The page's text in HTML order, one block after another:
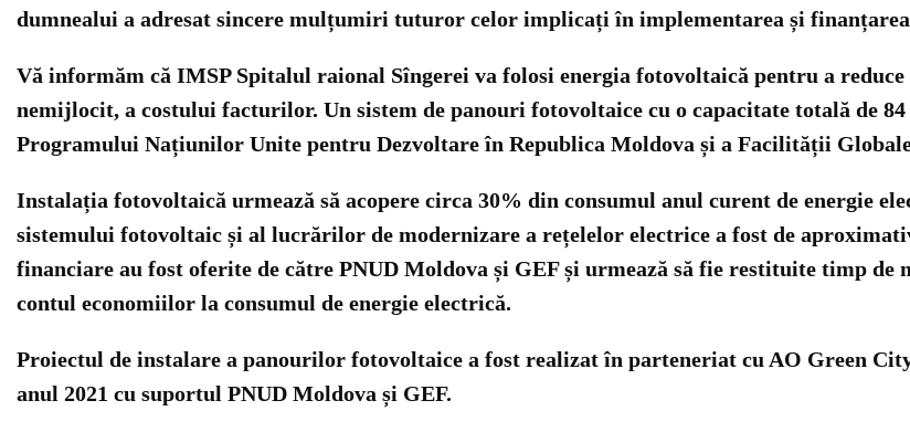
dumnealui a adresat sincere mulțumiri tuturor celor implicați în implementarea și
Vă informăm că IMSP Spitalul raional Sîngerei va folosi energia fotovoltaică pentru a
nemijlocit, a costului facturilor. Un sistem de panouri fotovoltaice cu o capacitate totală de
Programului Națiunilor Unite pentru Dezvoltare în Republica Moldova și a Facilității
Instalația fotovoltaică urmează să acopere circa 30% din consumul anul curent de energie
sistemului fotovoltaic și al lucrărilor de modernizare a rețelelor electrice a fost de
financiare au fost oferite de către PNUD Moldova și GEF și urmează să fie restituite timp
contul economiilor la consumul de energie electrică.
Proiectul de instalare a panourilor fotovoltaice a fost realizat în parteneriat cu AO Green
anul 2021 cu suportul PNUD Moldova și GEF.